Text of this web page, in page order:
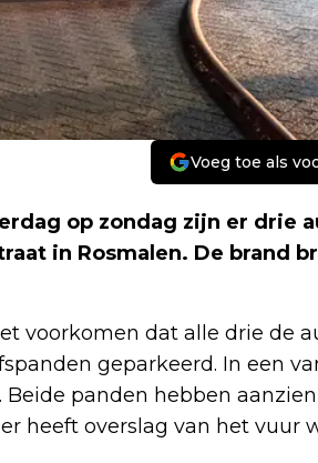
Voeg toe als
op zondag zijn er drie
in Rosmalen. De brand
voorkomen dat alle drie de
geparkeerd. In een
panden hebben
heeft overslag van het vuur